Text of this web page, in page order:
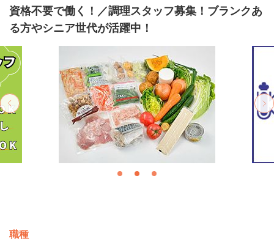
資格不要で働く！／調理スタッフ募集！ブランクあ
る方やシニア世代が活躍中！
職種